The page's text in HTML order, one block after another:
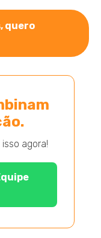
quero
agora!